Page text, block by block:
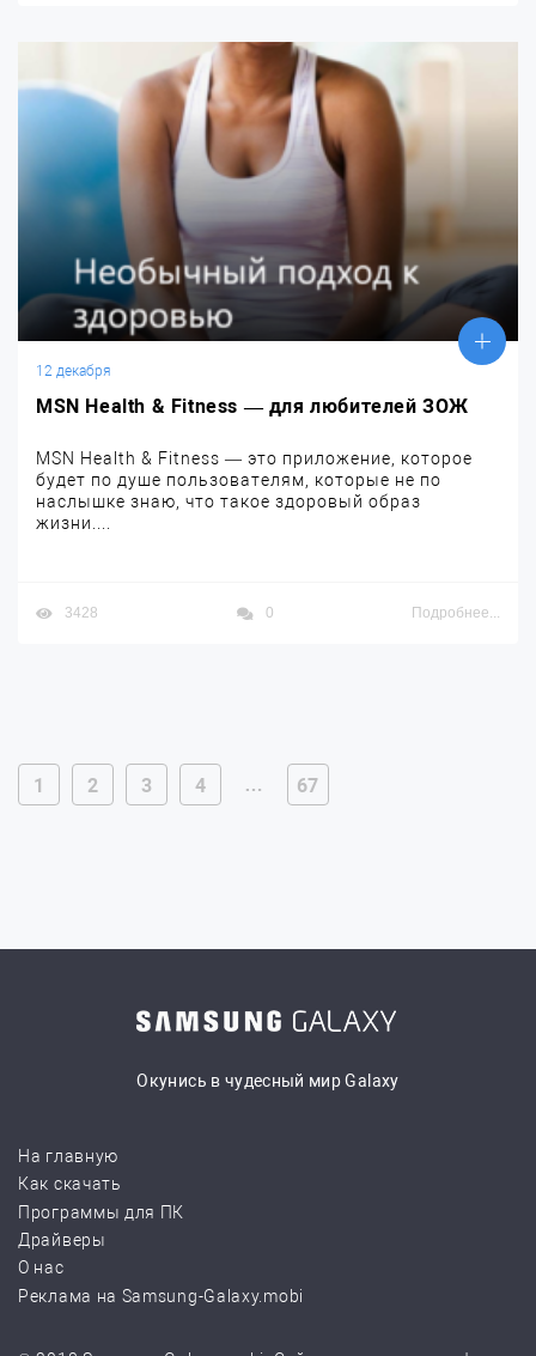
12 декабря
MSN Health & Fitness — для любителей ЗОЖ
MSN Health & Fitness — это приложение, которое
будет по душе пользователям, которые не по
наслышке знаю, что такое здоровый образ
жизни....
3428 0 Подробнее...
1 2 3 4 … 67
Окунись в чудесный мир Galaxy
На главную
Как скачать
Программы для ПК
Драйверы
О нас
Реклама на Samsung-Galaxy.mobi